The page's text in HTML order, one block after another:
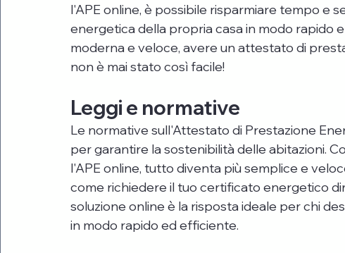
l'APE online, è possibile risparmiare tempo e
energetica della propria casa in modo rapido
moderna e veloce, avere un attestato di
non è mai stato così facile!
Leggi e normative
Le normative sull'Attestato di Prestazione
per garantire la sostenibilità delle abitazioni.
l'APE online, tutto diventa più semplice e
come richiedere il tuo certificato energetico
soluzione online è la risposta ideale per chi
in modo rapido ed efficiente.